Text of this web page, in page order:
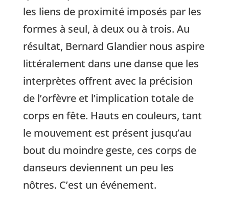
les liens de proximité imposés par les
formes à seul, à deux ou à trois. Au
résultat, Bernard Glandier nous aspire
littéralement dans une danse que les
interprètes offrent avec la précision
de l’orfèvre et l’implication totale de
corps en fête. Hauts en couleurs, tant
le mouvement est présent jusqu’au
bout du moindre geste, ces corps de
danseurs deviennent un peu les
nôtres. C’est un événement.